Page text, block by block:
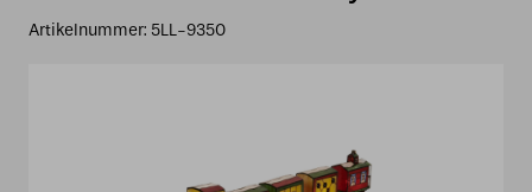
Artikelnummer: 5LL-9350